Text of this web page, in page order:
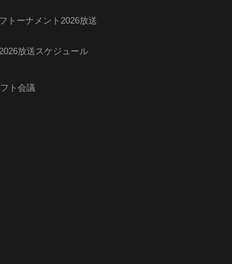
トーナメント2026放送
放送スケジュール
ト会議